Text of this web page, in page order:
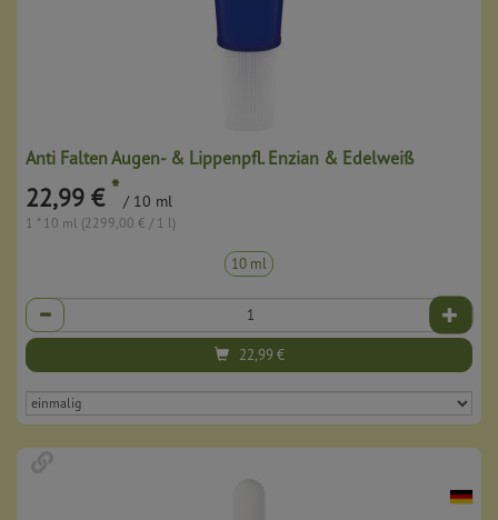
Anti Falten Augen- & Lippenpfl. Enzian & Edelweiß
22,99 € * / 10 ml
1 * 10 ml (2299,00 € / 1 l)
10 ml
Anzahl
22,99€